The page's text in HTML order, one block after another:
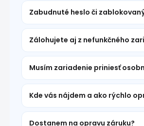
Zabudnuté heslo či
Zálohujete aj z nefunkčného
Musím zariadenie priniesť
Kde vás nájdem a ako rýchlo
Dostanem na opravu záruku?